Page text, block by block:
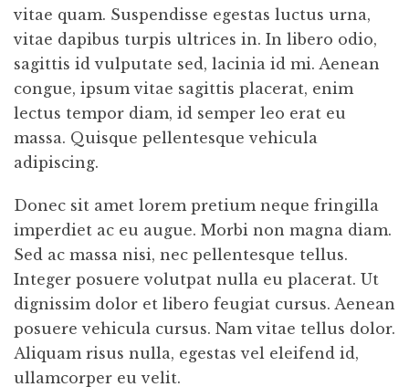
vitae quam. Suspendisse egestas luctus urna,
vitae dapibus turpis ultrices in. In libero odio,
sagittis id vulputate sed, lacinia id mi. Aenean
congue, ipsum vitae sagittis placerat, enim
lectus tempor diam, id semper leo erat eu
massa. Quisque pellentesque vehicula
adipiscing.
Donec sit amet lorem pretium neque fringilla
imperdiet ac eu augue. Morbi non magna diam.
Sed ac massa nisi, nec pellentesque tellus.
Integer posuere volutpat nulla eu placerat. Ut
dignissim dolor et libero feugiat cursus. Aenean
posuere vehicula cursus. Nam vitae tellus dolor.
Aliquam risus nulla, egestas vel eleifend id,
ullamcorper eu velit.